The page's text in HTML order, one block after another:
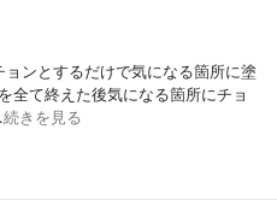
ンとするだけで気になる箇所に塗
全て終えた後気になる箇所にチョ
続きを見る